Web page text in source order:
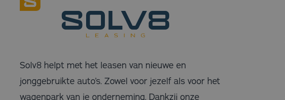
Solv8 helpt met het leasen van nieuwe en
jonggebruikte auto’s. Zowel voor jezelf als voor het
wagenpark van je onderneming. Dankzij onze